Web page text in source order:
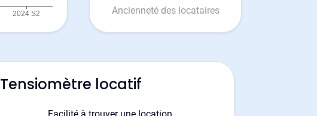
Ancienneté des locataires
Tensiomètre locatif